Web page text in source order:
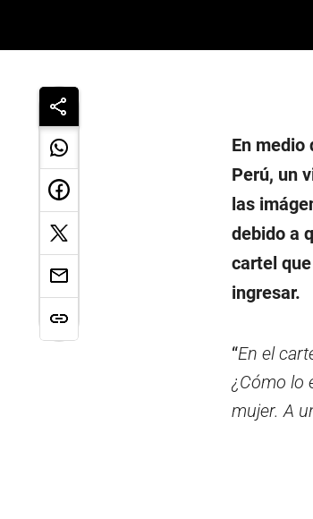
En medio
Perú, un
las
debido a
cartel
ingresar.
“En el
¿Cómo lo
mujer. A